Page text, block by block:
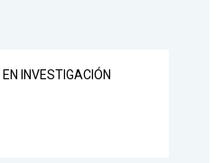
INVESTIGACIÓN